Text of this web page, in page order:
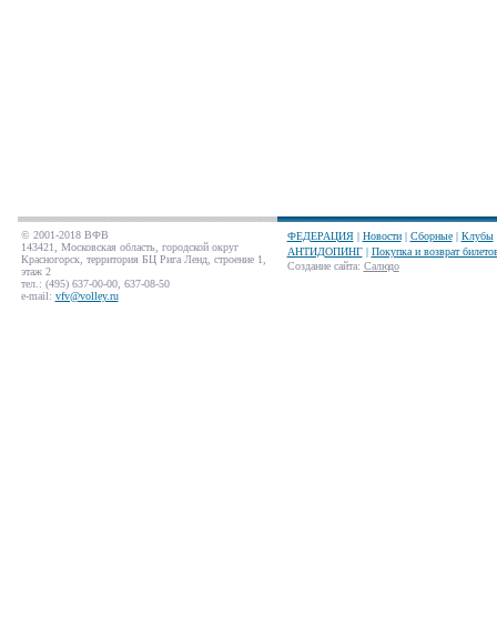
© 2001-2018 ВФВ
143421, Московская область, городской округ
Красногорск, территория БЦ Рига Ленд, строение 1,
этаж 2
тел.: (495) 637-00-00, 637-08-50
e-mail: vfv@volley.ru
ФЕДЕРАЦИЯ| Новости| Сборные| Клубы
АНТИДОПИНГ| Покупка и возврат
Создание сайта: Салюдо